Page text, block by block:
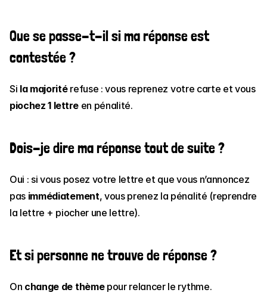
Que se passe-t-il si ma réponse est
contestée ?
Si la majorité
refuse : vous reprenez votre carte et vous
piochez 1 lettre en pénalité.
Dois-je dire ma réponse tout de suite ?
Oui : si vous posez votre lettre et que vous n’annoncez
pas immédiatement, vous prenez la pénalité (reprendre
la lettre + piocher une lettre).
Et si personne ne trouve de réponse ?
On change de thème pour relancer le rythme.